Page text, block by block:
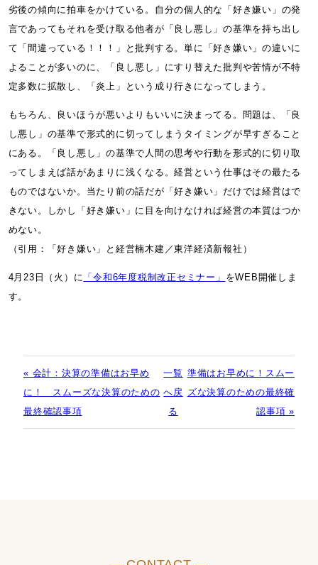
劣後の傾向に拍車をかけている。自分の個人的な「好き嫌い」の発
言であってもそれを受け取る他者が「良し悪し」の基準を持ち出し
て「間違っている！！！」と批判する。単に「好き嫌い」の違いに
よることが多いのに、「良し悪し」にすり替えた批判や苦情が不特
定多数に拡散し、「炎上」という成り行きになってしまう。
もちろん、良いほうが悪いよりもいいに決まってる。問題は、「良
し悪し」の基準で形式的に切ってしまうタイミングが早すぎること
にある。「良し悪し」の基準で人間の思考や行動を形式的に切り取
ってしまえば話があまりに浅くなる。経営という仕事はその最たる
ものではないか。当たり前の話だが「好き嫌い」だけでは経営はで
きない。しかし「好き嫌い」に目を向けなければ経営の本質はつか
めない。
（引用：「好き嫌い」と経営楠木建／東洋経済新報社）
4月23日（火）に 「令和6年度税制改正セミナー」 をWEB開催しま
す。
« 会計：決算の準備はお早め
に！ スムーズな決算のための
最終確認事項
一覧
へ戻
る
準備はお早めに！スムー
ズな決算のための最終確
認事項 »